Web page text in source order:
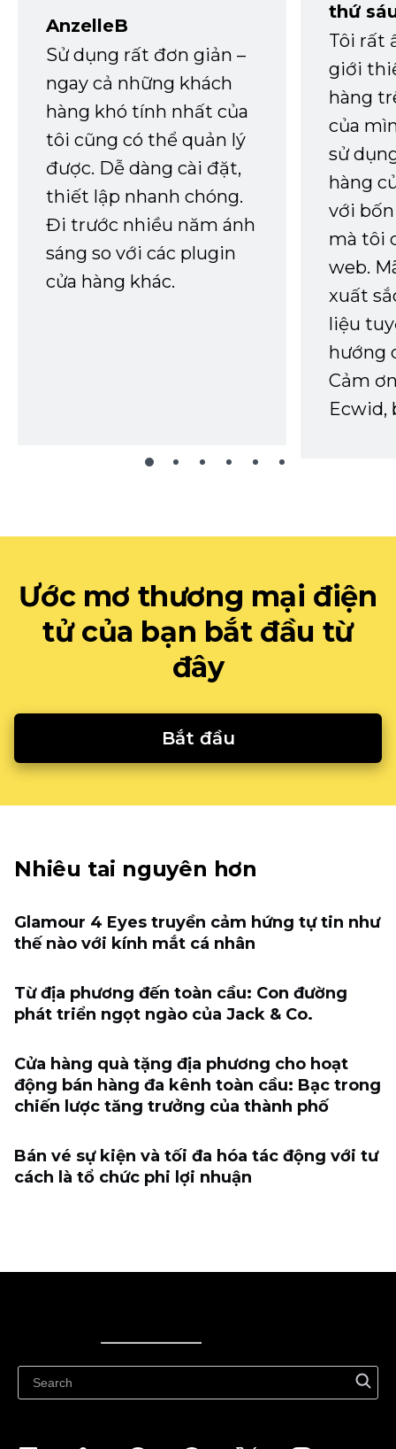
AnzelleB
Sử dụng rất đơn giản –
ngay cả những khách
hàng khó tính nhất của
tôi cũng có thể quản lý
được. Dễ dàng cài đặt,
thiết lập nhanh chóng.
Đi trước nhiều năm ánh
sáng so với các plugin
cửa hàng khác.
thứ
Tôi rất
giới
hàng
của
sử
hàng
với
mà tôi
web.
xuất
liệu
hướng
Cảm
Ecwid,
Ước mơ thương mại điện
tử của bạn bắt đầu từ
đây
Bắt đầu
Nhiêu tai nguyên hơn
Glamour 4 Eyes truyền cảm hứng tự tin như
thế nào với kính mắt cá nhân
Từ địa phương đến toàn cầu: Con đường
phát triển ngọt ngào của Jack & Co.
Cửa hàng quà tặng địa phương cho hoạt
động bán hàng đa kênh toàn cầu: Bạc trong
chiến lược tăng trưởng của thành phố
Bán vé sự kiện và tối đa hóa tác động với tư
cách là tổ chức phi lợi nhuận